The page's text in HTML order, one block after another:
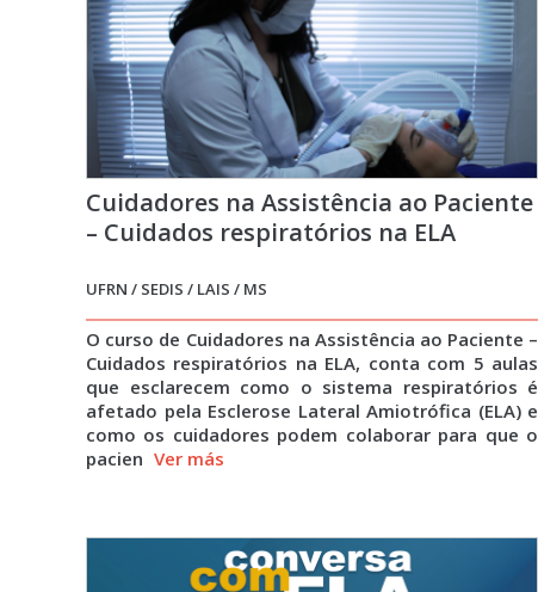
Cuidadores na Assistência ao Paciente
– Cuidados respiratórios na ELA
UFRN / SEDIS / LAIS / MS
O curso de Cuidadores na Assistência ao Paciente –
Cuidados respiratórios na ELA, conta com 5 aulas
que esclarecem como o sistema respiratórios é
afetado pela Esclerose Lateral Amiotrófica (ELA) e
como os cuidadores podem colaborar para que o
pacien Ver más